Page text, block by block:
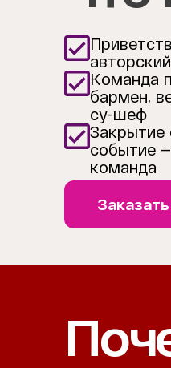
Команда
бармен,
су-шеф
Закрытие
событие
команда